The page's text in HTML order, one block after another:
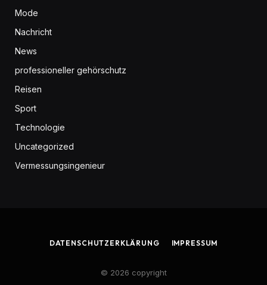
Mode
Nachricht
News
professioneller gehörschutz
Reisen
Sport
Technologie
Uncategorized
Vermessungsingenieur
DATENSCHUTZERKLÄRUNG IMPRESSUM
© 2026 copyright